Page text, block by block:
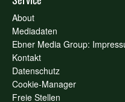
About
Mediadaten
Ebner Media Group:
Kontakt
Datenschutz
Cookie-Manager
Freie Stellen